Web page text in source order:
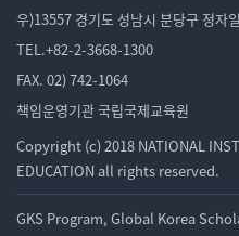
우)13557 경기도 성남시 분당구 정자
TEL.+82-2-3668-1300
FAX. 02) 742-1064
책임운영기관 국립국제교육원
Copyright (c) 2018 NATIONAL
EDUCATION all rights reserved.
GKS Program, Global Korea